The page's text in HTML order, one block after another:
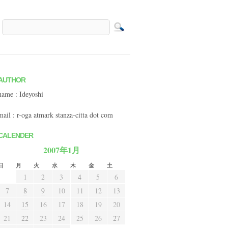
: Ideyoshi
: r-oga atmark stanza-citta dot com
2007年1月
月 火 水 木 金 土
1 2 3 4 5
6
7
8 9 10 11 12
13
14
15 16 17 18 19
20
21
22 23 24 25 26
27